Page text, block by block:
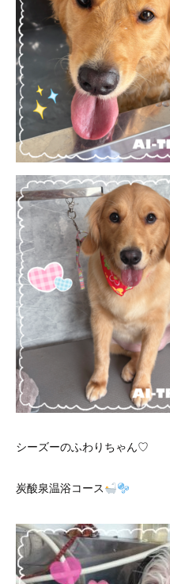
シーズーのふわりちゃん♡
炭酸泉温浴コース